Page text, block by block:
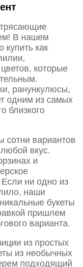
В нашем
купить как
которые
ранункулюсы,
одним из самых
близкого
сотни вариантов
вкус.
и
ни одно из
наши
букеты
пришлем
варианта.
из простых
из необычных
подходящий